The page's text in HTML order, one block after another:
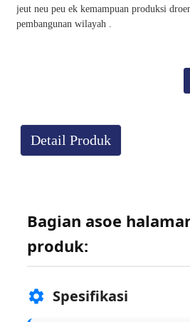
jeut neu peu ek kemampuan produksi
pembangunan wilayah .
Detail Produk
Bagian asoe
produk:
Spesifikasi